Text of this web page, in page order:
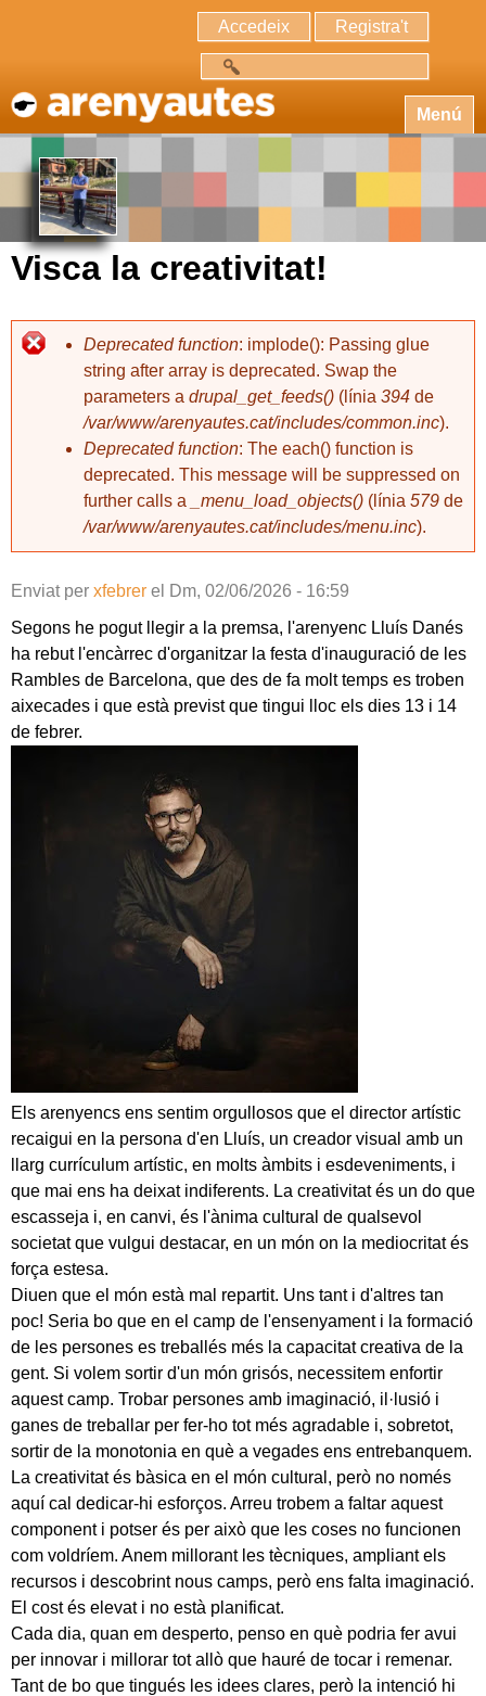
Accedeix Registra't
Menú
Visca la creativitat!
Deprecated function: implode(): Passing glue
string after array is deprecated. Swap the
parameters a drupal_get_feeds() (línia 394 de
/var/www/arenyautes.cat/includes/common.inc).
Deprecated function: The each() function is
deprecated. This message will be suppressed on
further calls a
_menu_load_objects() (línia 579 de
/var/www/arenyautes.cat/includes/menu.inc).
Enviat per xfebrer el
Dm, 02/06/2026 - 16:59
Segons he pogut llegir a la premsa, l'arenyenc Lluís Danés
ha rebut l'encàrrec d'organitzar la festa d'inauguració de les
Rambles de Barcelona, que des de fa molt temps es troben
aixecades i que està previst que tingui lloc els dies 13 i 14
de febrer.
Els arenyencs ens sentim orgullosos que el director artístic
recaigui en la persona d'en Lluís, un creador visual amb un
llarg currículum artístic, en molts àmbits i esdeveniments, i
que mai ens ha deixat indiferents. La creativitat és un do que
escasseja i, en canvi, és l'ànima cultural de qualsevol
societat que vulgui destacar, en un món on la mediocritat és
força estesa.
Diuen que el món està mal repartit. Uns tant i d'altres tan
poc! Seria bo que en el camp de l'ensenyament i la formació
de les persones es treballés més la capacitat creativa de la
gent. Si volem sortir d'un món grisós, necessitem enfortir
aquest camp. Trobar persones amb imaginació, il·lusió i
ganes de treballar per fer-ho tot més agradable i, sobretot,
sortir de la monotonia en què a vegades ens entrebanquem.
La creativitat és bàsica en el món cultural, però no només
aquí cal dedicar-hi esforços. Arreu trobem a faltar aquest
component i potser és per això que les coses no funcionen
com voldríem. Anem millorant les tècniques, ampliant els
recursos i descobrint nous camps, però ens falta imaginació.
El cost és elevat i no està planificat.
Cada dia, quan em desperto, penso en què podria fer avui
per innovar i millorar tot allò que hauré de tocar i remenar.
Tant de bo que tingués les idees clares, però la intenció hi